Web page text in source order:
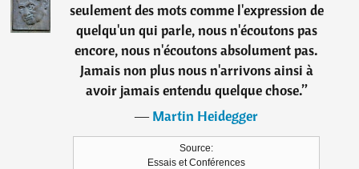
seulement des mots comme l'expression de
quelqu'un qui parle, nous n'écoutons pas
encore, nous n'écoutons absolument pas.
Jamais non plus nous n'arrivons ainsi à
avoir jamais entendu quelque chose.”
―Martin Heidegger
Source:
Essais et Conférences